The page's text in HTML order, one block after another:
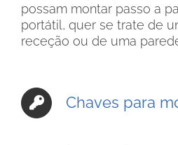
possam montar passo a
portátil, quer se trate de
receção ou de uma
Chaves para